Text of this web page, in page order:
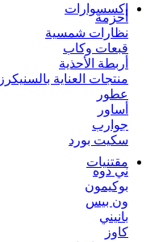
إكسسوارات
أحزمة
نظارات شمسية
قبعات وكاب
أربطة الأحذية
منتجات العناية بالسنيكرز
عطور
أساور
جوارب
سكيت بورد
مقتنيات
ني دوه
بوكيمون
ون بيس
بانيني
كاوز